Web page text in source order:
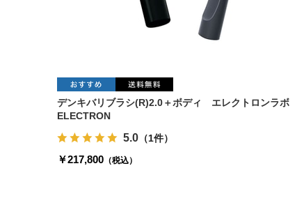
デンキバリブラシ(R)2.0＋ボディ エレクトロンラボ
ELECTRON
5.0 （1件）
￥217,800 （税込）